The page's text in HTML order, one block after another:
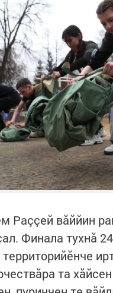
Раççей вăййин
Финала тухнă
та